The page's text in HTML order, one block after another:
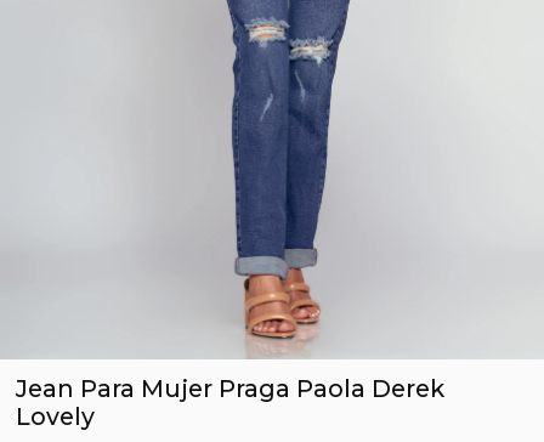
Jean Para Mujer Praga Paola Derek
Lovely